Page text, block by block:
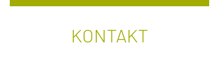
KONTAKT